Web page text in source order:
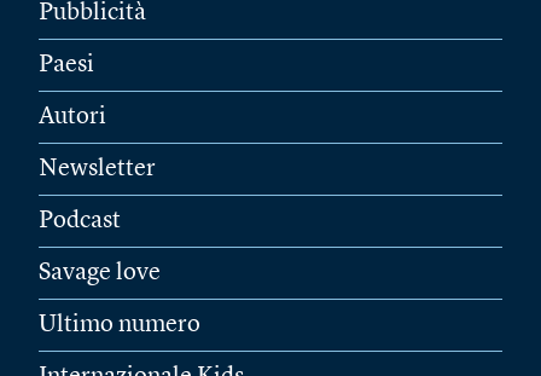
Pubblicità
Paesi
Autori
Newsletter
Podcast
Savage love
Ultimo numero